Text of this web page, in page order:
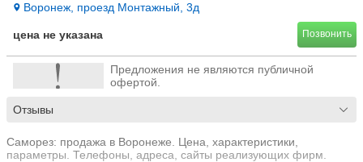
Воронеж, проезд Монтажный, 3д
цена не указана Позвонить
Предложения не являются публичной
офертой.
Отзывы
Саморез: продажа в Воронеже. Цена, характеристики,
параметры. Телефоны, адреса, сайты реализующих фирм.